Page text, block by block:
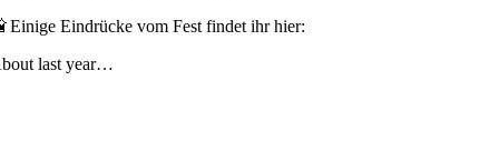
Einige Eindrücke vom Fest findet ihr hier:
last year…